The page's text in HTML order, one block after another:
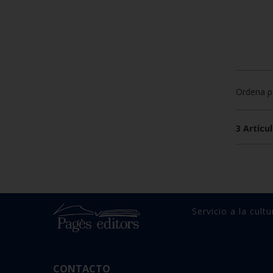
Ordena
3
Servicio a la
CONTACTO